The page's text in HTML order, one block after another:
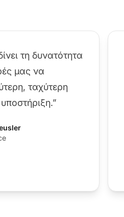
τη δυνατότητα
μας να
ταχύτερη